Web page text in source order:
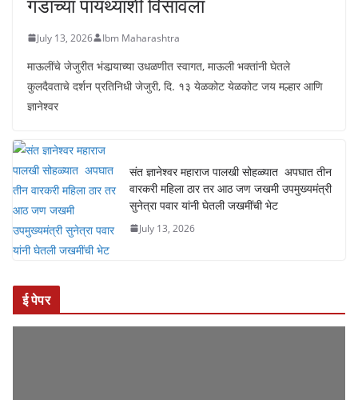
July 13, 2026 Ibm Maharashtra
माऊलींचे जेजुरीत भंडार्‍याच्या उधळणीत स्वागत, माऊली भक्तांनी घेतले
कुलदैवताचे दर्शन प्रतिनिधी जेजुरी, दि. १३ येळकोट येळकोट जय मल्हार आणि
ज्ञानेश्वर
संत ज्ञानेश्वर महाराज पालखी सोहळ्यात अपघात तीन
वारकरी महिला ठार तर आठ जण जखमी उपमुख्यमंत्री
सुनेत्रा पवार यांनी घेतली जखमींची भेट
July 13, 2026
ई पेपर